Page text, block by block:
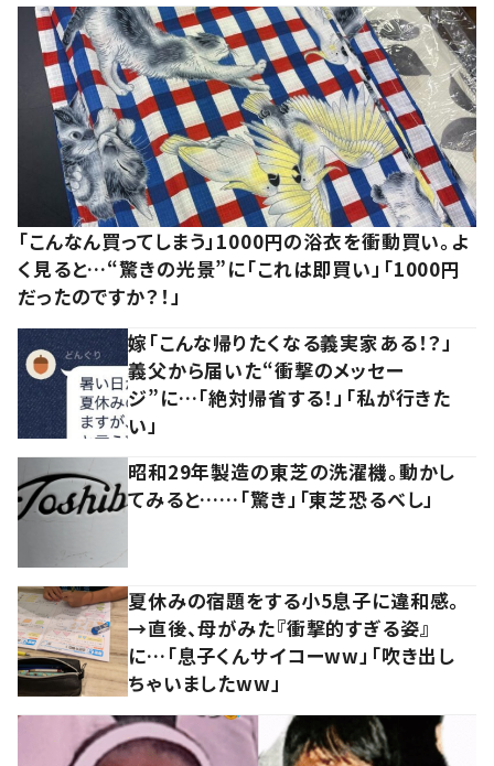
「こんなん買ってしまう」1000円の浴衣を衝動買い。よ
く見ると…“驚きの光景”に「これは即買い」「1000円
だったのですか？！」
嫁「こんな帰りたくなる義実家ある！？」
義父から届いた“衝撃のメッセー
ジ”に…「絶対帰省する！」「私が行きた
い」
昭和29年製造の東芝の洗濯機。動かし
てみると……「驚き」「東芝恐るべし」
夏休みの宿題をする小5息子に違和感。
→直後、母がみた『衝撃的すぎる姿』
に…「息子くんサイコーww」「吹き出し
ちゃいましたww」